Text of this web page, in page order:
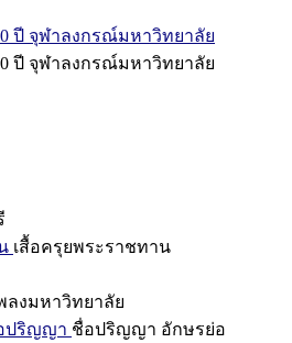
ปี จุฬาลงกรณ์มหาวิทยาลัย
ปี จุฬาลงกรณ์มหาวิทยาลัย
เสื้อครุยพระราชทาน
ลงมหาวิทยาลัย
ปริญญา ชื่อปริญญา อักษรย่อ